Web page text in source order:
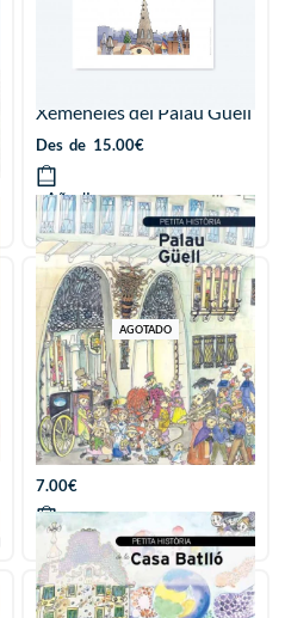
Xemeneies del Palau Güell
Des de 15.00€
Añadir
AGOTADO
Pequeña Historia del
Palau Güell
7.00€
Añadir